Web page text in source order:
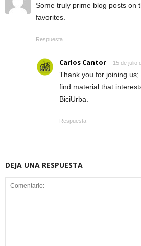
Some truly prime blog posts on
favorites.
Respuesta
Carlos Cantor 15 de julio
Thank you for joining
find material that
BiciUrba.
Respuesta
DEJA UNA RESPUESTA